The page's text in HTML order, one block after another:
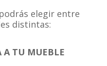
elegir entre
distintas:
A TU MUEBLE